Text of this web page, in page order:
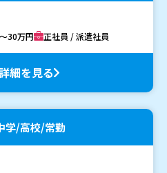
30万円 正社員 / 派遣社員
細を見る
学/高校/常勤